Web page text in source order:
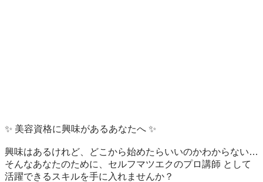
✨ 美容資格に興味があるあなたへ ✨
興味はあるけれど、どこから始めたらいいのかわからない…
そんなあなたのために、セルフマツエクのプロ講師 として
活躍できるスキルを手に入れませんか？